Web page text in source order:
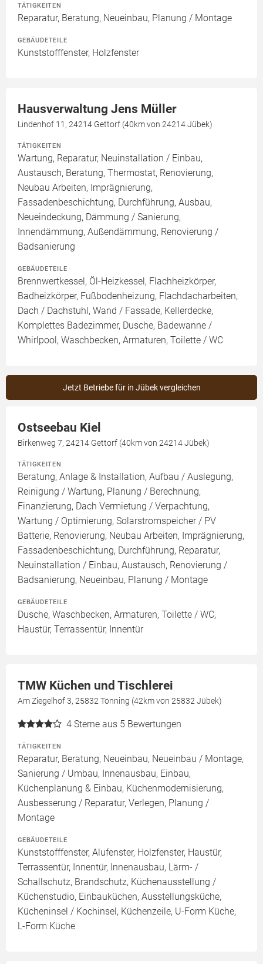
TÄTIGKEITEN
Reparatur, Beratung, Neueinbau, Planung / Montage
GEBÄUDETEILE
Kunststofffenster, Holzfenster
Hausverwaltung Jens Müller
Lindenhof 11, 24214 Gettorf (40km von 24214 Jübek)
TÄTIGKEITEN
Wartung, Reparatur, Neuinstallation / Einbau,
Austausch, Beratung, Thermostat, Renovierung,
Neubau Arbeiten, Imprägnierung,
Fassadenbeschichtung, Durchführung, Ausbau,
Neueindeckung, Dämmung / Sanierung,
Innendämmung, Außendämmung, Renovierung /
Badsanierung
GEBÄUDETEILE
Brennwertkessel, Öl-Heizkessel, Flachheizkörper,
Badheizkörper, Fußbodenheizung, Flachdacharbeiten,
Dach / Dachstuhl, Wand / Fassade, Kellerdecke,
Komplettes Badezimmer, Dusche, Badewanne /
Whirlpool, Waschbecken, Armaturen, Toilette / WC
Jetzt Betriebe für in Jübek vergleichen
Ostseebau Kiel
Birkenweg 7, 24214 Gettorf (40km von 24214 Jübek)
TÄTIGKEITEN
Beratung, Anlage & Installation, Aufbau / Auslegung,
Reinigung / Wartung, Planung / Berechnung,
Finanzierung, Dach Vermietung / Verpachtung,
Wartung / Optimierung, Solarstromspeicher / PV
Batterie, Renovierung, Neubau Arbeiten, Imprägnierung,
Fassadenbeschichtung, Durchführung, Reparatur,
Neuinstallation / Einbau, Austausch, Renovierung /
Badsanierung, Neueinbau, Planung / Montage
GEBÄUDETEILE
Dusche, Waschbecken, Armaturen, Toilette / WC,
Haustür, Terrassentür, Innentür
TMW Küchen und Tischlerei
Am Ziegelhof 3, 25832 Tönning (42km von 25832 Jübek)
4 Sterne aus 5 Bewertungen
TÄTIGKEITEN
Reparatur, Beratung, Neueinbau, Neueinbau / Montage,
Sanierung / Umbau, Innenausbau, Einbau,
Küchenplanung & Einbau, Küchenmodernisierung,
Ausbesserung / Reparatur, Verlegen, Planung /
Montage
GEBÄUDETEILE
Kunststofffenster, Alufenster, Holzfenster, Haustür,
Terrassentür, Innentür, Innenausbau, Lärm- /
Schallschutz, Brandschutz, Küchenausstellung /
Küchenstudio, Einbauküchen, Ausstellungsküche,
Kücheninsel / Kochinsel, Küchenzeile, U-Form Küche,
L-Form Küche